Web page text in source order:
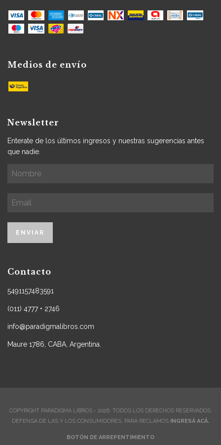
Medios de envío
Newsletter
Enterate de los últimos ingresos y nuestras sugerencias antes
que nadie.
Contacto
5491157483591
(011) 4777 • 2746
info@paradigmalibros.com
Maure 1786, CABA, Argentina.
COPYRIGHT PARADIGMA LIBROS - 2026. TODOS LOS DERECHOS RESERVADOS.
DEFENSA DE LAS Y LOS CONSUMIDORES. PARA RECLAMOS INGRESÁ ACÁ.
BOTÓN DE ARREPENTIMIENTO